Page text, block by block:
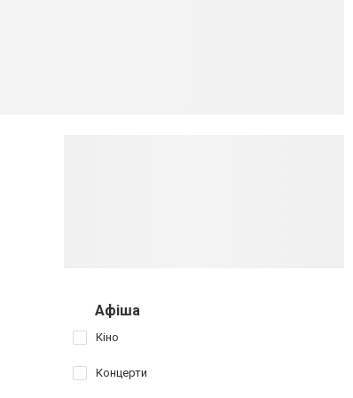
Афіша
Кіно
Концерти